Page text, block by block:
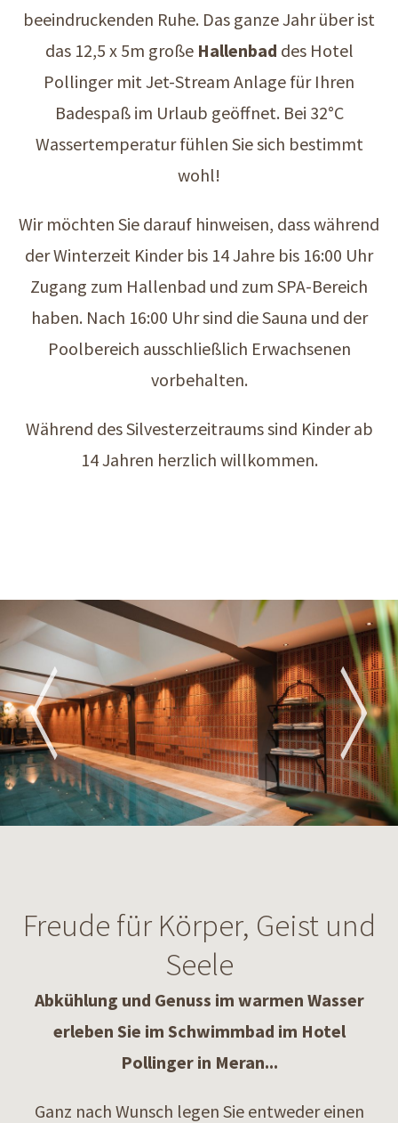
beeindruckenden Ruhe. Das ganze Jahr über ist
das 12,5 x 5m große Hallenbad des Hotel
Pollinger mit Jet-Stream Anlage für Ihren
Badespaß im Urlaub geöffnet. Bei 32°C
Wassertemperatur fühlen Sie sich bestimmt
wohl!
Wir möchten Sie darauf hinweisen, dass während
der Winterzeit Kinder bis 14 Jahre bis 16:00 Uhr
Zugang zum Hallenbad und zum SPA-Bereich
haben. Nach 16:00 Uhr sind die Sauna und der
Poolbereich ausschließlich Erwachsenen
vorbehalten.
Während des Silvesterzeitraums sind Kinder ab
14 Jahren herzlich willkommen.
Freude für Körper, Geist und
Seele
Abkühlung und Genuss im warmen Wasser
erleben Sie im Schwimmbad im Hotel
Pollinger in Meran...
Ganz nach Wunsch legen Sie entweder einen